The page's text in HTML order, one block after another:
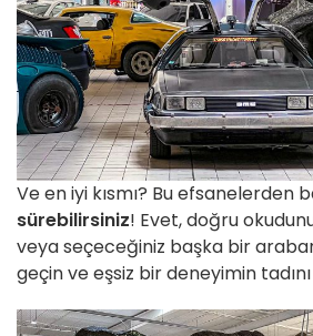
Ve en iyi kısmı? Bu efsanelerden
sürebilirsiniz! Evet, doğru
veya seçeceğiniz başka bir
geçin ve eşsiz bir deneyimin tadını